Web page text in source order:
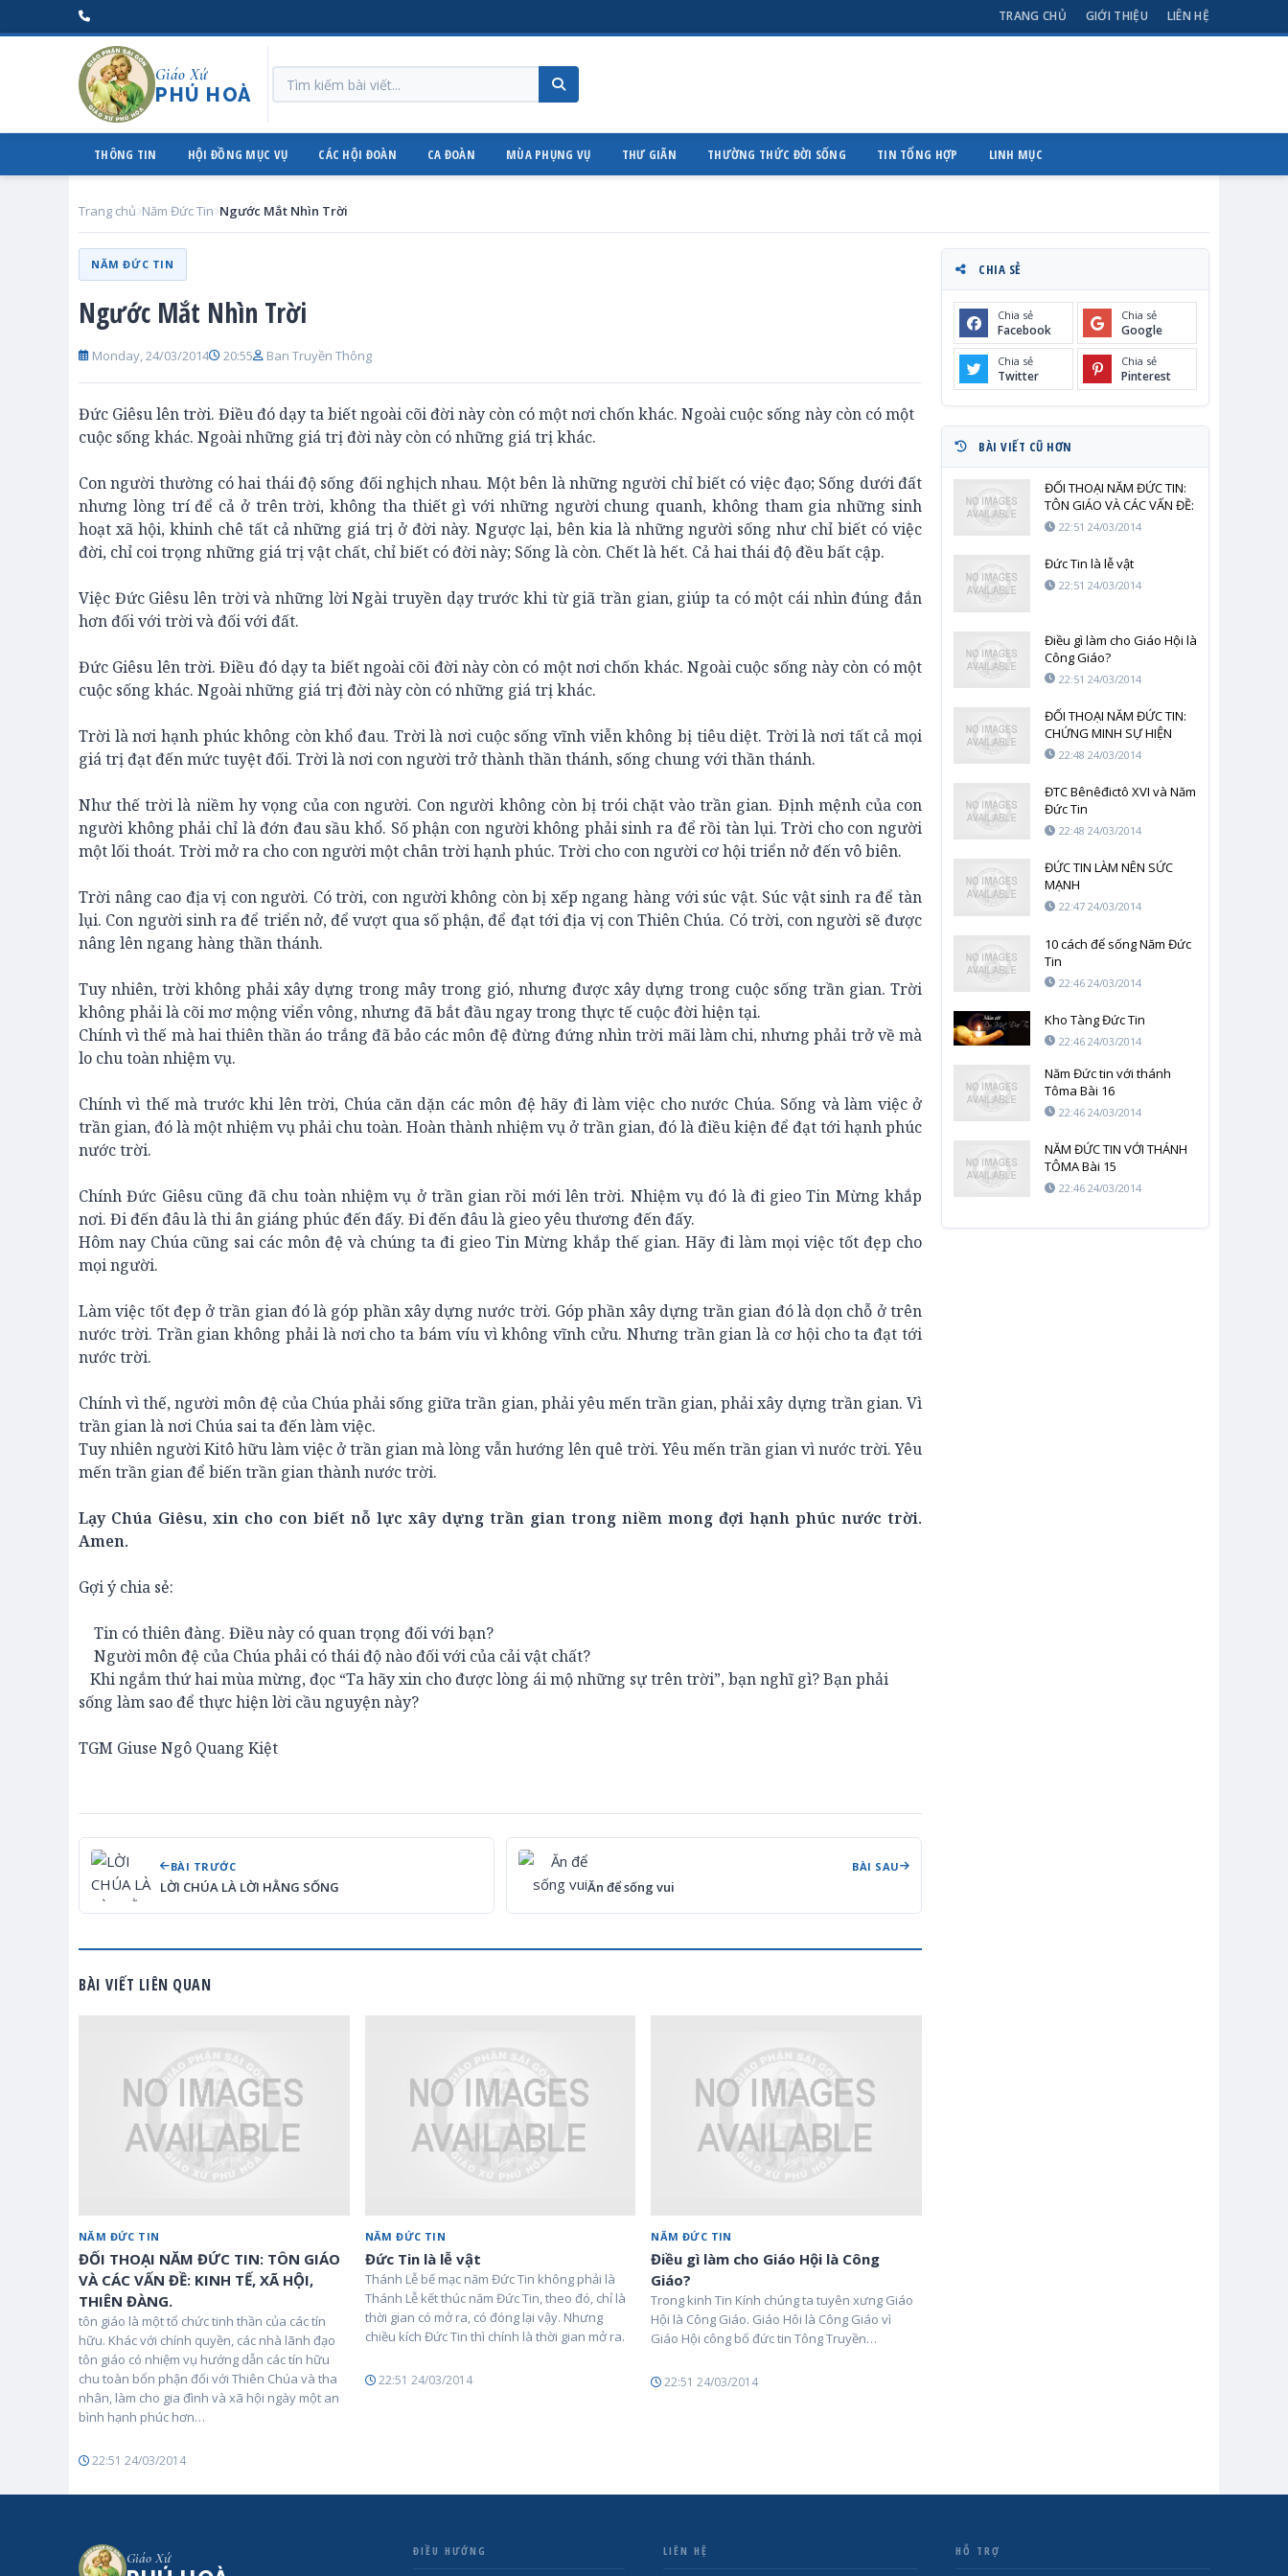
TRANG CHỦ GIỚI THIỆU LIÊN HỆ
Giáo Xứ
PHÚ HOÀ
THÔNG TIN HỘI ĐỒNG MỤC VỤ CÁC HỘI ĐOÀN CA ĐOÀN MÙA PHỤNG VỤ THƯ GIÃN THƯỜNG THỨC ĐỜI SỐNG TIN TỔNG HỢP LINH MỤC
Trang chủ Năm Đức Tin Ngước Mắt Nhìn Trời
NĂM ĐỨC TIN
Ngước Mắt Nhìn Trời
Monday, 24/03/2014 20:55 Ban Truyền Thông
Đức Giêsu lên trời. Điều đó dạy ta biết ngoài cõi đời này còn có một nơi chốn khác. Ngoài cuộc sống này còn có một
cuộc sống khác. Ngoài những giá trị đời này còn có những giá trị khác.
Con người thường có hai thái độ sống đối nghịch nhau. Một bên là những người chỉ biết có việc đạo; Sống dưới đất
nhưng lòng trí để cả ở trên trời, không tha thiết gì với những người chung quanh, không tham gia những sinh
hoạt xã hội, khinh chê tất cả những giá trị ở đời này. Ngược lại, bên kia là những người sống như chỉ biết có việc
đời, chỉ coi trọng những giá trị vật chất, chỉ biết có đời này; Sống là còn. Chết là hết. Cả hai thái độ đều bất cập.
Việc Đức Giêsu lên trời và những lời Ngài truyền dạy trước khi từ giã trần gian, giúp ta có một cái nhìn đúng đắn
hơn đối với trời và đối với đất.
Đức Giêsu lên trời. Điều đó dạy ta biết ngoài cõi đời này còn có một nơi chốn khác. Ngoài cuộc sống này còn có một
cuộc sống khác. Ngoài những giá trị đời này còn có những giá trị khác.
Trời là nơi hạnh phúc không còn khổ đau. Trời là nơi cuộc sống vĩnh viễn không bị tiêu diệt. Trời là nơi tất cả mọi
giá trị đạt đến mức tuyệt đối. Trời là nơi con người trở thành thần thánh, sống chung với thần thánh.
Như thế trời là niềm hy vọng của con người. Con người không còn bị trói chặt vào trần gian. Định mệnh của con
người không phải chỉ là đớn đau sầu khổ. Số phận con người không phải sinh ra để rồi tàn lụi. Trời cho con người
một lối thoát. Trời mở ra cho con người một chân trời hạnh phúc. Trời cho con người cơ hội triển nở đến vô biên.
Trời nâng cao địa vị con người. Có trời, con người không còn bị xếp ngang hàng với súc vật. Súc vật sinh ra để tàn
lụi. Con người sinh ra để triển nở, để vượt qua số phận, để đạt tới địa vị con Thiên Chúa. Có trời, con người sẽ được
nâng lên ngang hàng thần thánh.
Tuy nhiên, trời không phải xây dựng trong mây trong gió, nhưng được xây dựng trong cuộc sống trần gian. Trời
không phải là cõi mơ mộng viển vông, nhưng đã bắt đầu ngay trong thực tế cuộc đời hiện tại.
Chính vì thế mà hai thiên thần áo trắng đã bảo các môn đệ đừng đứng nhìn trời mãi làm chi, nhưng phải trở về mà
lo chu toàn nhiệm vụ.
Chính vì thế mà trước khi lên trời, Chúa căn dặn các môn đệ hãy đi làm việc cho nước Chúa. Sống và làm việc ở
trần gian, đó là một nhiệm vụ phải chu toàn. Hoàn thành nhiệm vụ ở trần gian, đó là điều kiện để đạt tới hạnh phúc
nước trời.
Chính Đức Giêsu cũng đã chu toàn nhiệm vụ ở trần gian rồi mới lên trời. Nhiệm vụ đó là đi gieo Tin Mừng khắp
nơi. Đi đến đâu là thi ân giáng phúc đến đấy. Đi đến đâu là gieo yêu thương đến đấy.
Hôm nay Chúa cũng sai các môn đệ và chúng ta đi gieo Tin Mừng khắp thế gian. Hãy đi làm mọi việc tốt đẹp cho
mọi người.
Làm việc tốt đẹp ở trần gian đó là góp phần xây dựng nước trời. Góp phần xây dựng trần gian đó là dọn chỗ ở trên
nước trời. Trần gian không phải là nơi cho ta bám víu vì không vĩnh cửu. Nhưng trần gian là cơ hội cho ta đạt tới
nước trời.
Chính vì thế, người môn đệ của Chúa phải sống giữa trần gian, phải yêu mến trần gian, phải xây dựng trần gian. Vì
trần gian là nơi Chúa sai ta đến làm việc.
Tuy nhiên người Kitô hữu làm việc ở trần gian mà lòng vẫn hướng lên quê trời. Yêu mến trần gian vì nước trời. Yêu
mến trần gian để biến trần gian thành nước trời.
Lạy Chúa Giêsu, xin cho con biết nỗ lực xây dựng trần gian trong niềm mong đợi hạnh phúc nước trời.
Amen.
Gợi ý chia sẻ:
Tin có thiên đàng. Điều này có quan trọng đối với bạn?
Người môn đệ của Chúa phải có thái độ nào đối với của cải vật chất?
Khi ngắm thứ hai mùa mừng, đọc “Ta hãy xin cho được lòng ái mộ những sự trên trời”, bạn nghĩ gì? Bạn phải
sống làm sao để thực hiện lời cầu nguyện này?
TGM Giuse Ngô Quang Kiệt
BÀI TRƯỚC
LỜI CHÚA LÀ LỜI HẰNG SỐNG
BÀI SAU
Ăn để sống vui
BÀI VIẾT LIÊN QUAN
NĂM ĐỨC TIN
ĐỐI THOẠI NĂM ĐỨC TIN: TÔN GIÁO
VÀ CÁC VẤN ĐỀ: KINH TẾ, XÃ HỘI,
THIÊN ĐÀNG.
tôn giáo là một tổ chức tinh thần của các tín
hữu. Khác với chính quyền, các nhà lãnh đạo
tôn giáo có nhiệm vụ hướng dẫn các tín hữu
chu toàn bổn phận đối với Thiên Chúa và tha
nhân, làm cho gia đình và xã hội ngày một an
bình hạnh phúc hơn…
22:51 24/03/2014
NĂM ĐỨC TIN
Đức Tin là lễ vật
Thánh Lễ bế mạc năm Đức Tin không phải là
Thánh Lễ kết thúc năm Đức Tin, theo đó, chỉ là
thời gian có mở ra, có đóng lại vậy. Nhưng
chiều kích Đức Tin thì chính là thời gian mở ra.
22:51 24/03/2014
NĂM ĐỨC TIN
Điều gì làm cho Giáo Hội là Công
Giáo?
Trong kinh Tin Kính chúng ta tuyên xưng Giáo
Hội là Công Giáo. Giáo Hôi là Công Giáo vì
Giáo Hội công bố đức tin Tông Truyền…
22:51 24/03/2014
CHIA SẺ
Chia sẻ
Facebook
Chia sẻ
Google
Chia sẻ
Twitter
Chia sẻ
Pinterest
BÀI VIẾT CŨ HƠN
ĐỐI THOẠI NĂM ĐỨC TIN:
TÔN GIÁO VÀ CÁC VẤN ĐỀ:
KINH TẾ, XÃ HỘI, THIÊN
22:51 24/03/2014
Đức Tin là lễ vật
22:51 24/03/2014
Điều gì làm cho Giáo Hội là
Công Giáo?
22:51 24/03/2014
ĐỐI THOẠI NĂM ĐỨC TIN:
CHỨNG MINH SỰ HIỆN
HỮU CỦA THIÊN CHÚA
22:48 24/03/2014
ĐTC Bênêđictô XVI và Năm
Đức Tin
22:48 24/03/2014
ĐỨC TIN LÀM NÊN SỨC
MẠNH
22:47 24/03/2014
10 cách để sống Năm Đức
Tin
22:46 24/03/2014
Kho Tàng Đức Tin
22:46 24/03/2014
Năm Đức tin với thánh
Tôma Bài 16
22:46 24/03/2014
NĂM ĐỨC TIN VỚI THÁNH
TÔMA Bài 15
22:46 24/03/2014
Giáo Xứ ĐIỀU HƯỚNG LIÊN HỆ HỖ TRỢ